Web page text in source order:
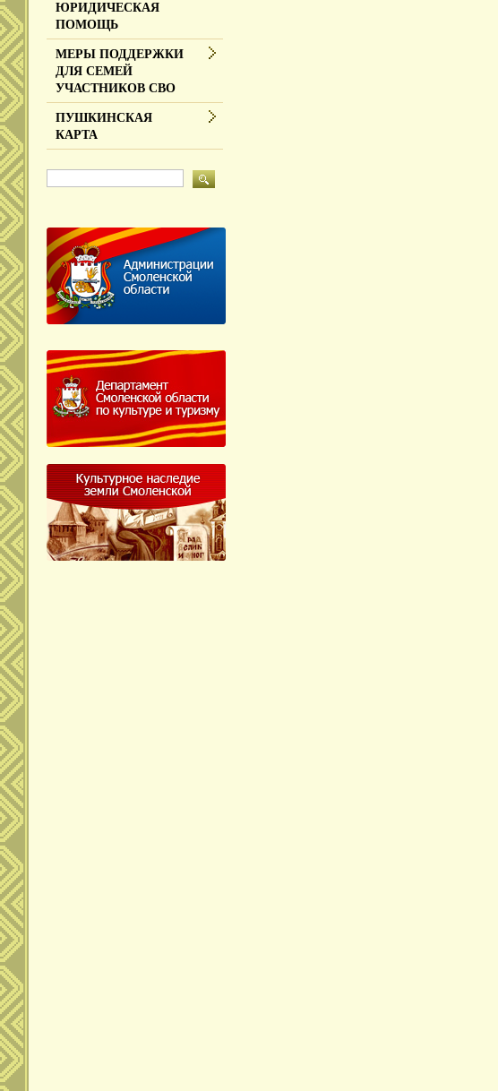
ЮРИДИЧЕСКАЯ
ПОМОЩЬ
МЕРЫ ПОДДЕРЖКИ
ДЛЯ СЕМЕЙ
УЧАСТНИКОВ СВО
ПУШКИНСКАЯ
КАРТА